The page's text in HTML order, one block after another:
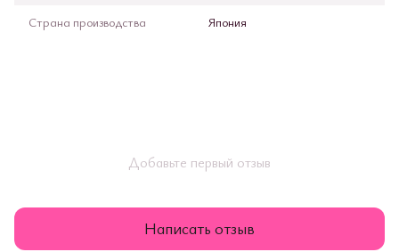
Страна производства
Япония
Добавьте первый отзыв
Написать отзыв